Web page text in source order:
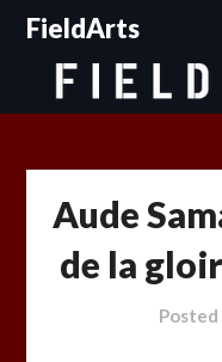
SkipFieldArts
Aude
de la
Posted